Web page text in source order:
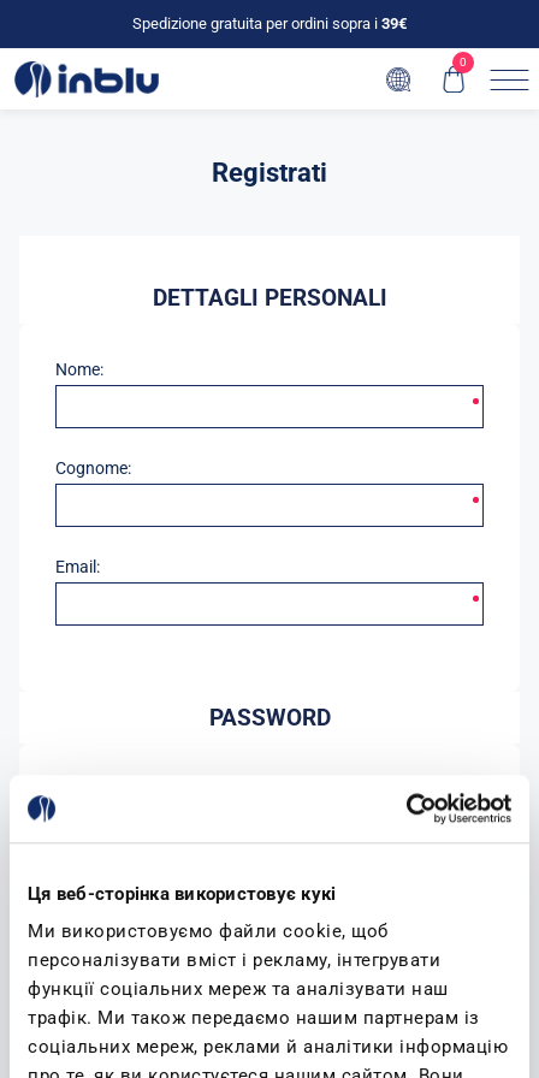
Ця веб-сторінка використовує кукі
Ми використовуємо файли cookie, щоб
персоналізувати вміст і рекламу, інтегрувати
функції соціальних мереж та аналізувати наш
трафік. Ми також передаємо нашим партнерам із
соціальних мереж, реклами й аналітики інформацію
Spedizione gratuita per ordini sopra i 39€
0
Registrati
DETTAGLI PERSONALI
Nome:
Cognome:
Email:
PASSWORD
Conferma password:
Accetto l'informativa sulla privacy